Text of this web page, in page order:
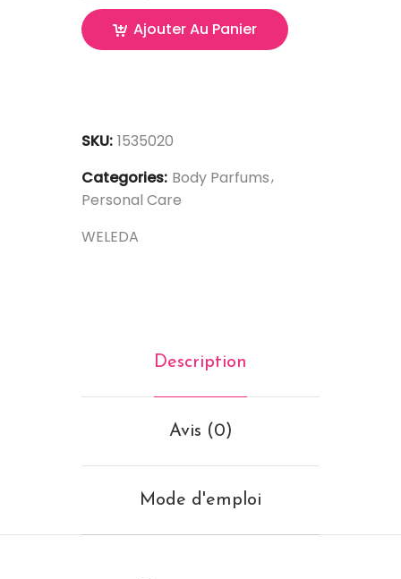
Ajouter Au Panier
SKU: 1535020
Categories: Body Parfums
Personal Care
WELEDA
Description
Avis (0)
Mode d'emploi